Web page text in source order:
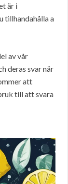
är i
tillhandahålla a
av vår
deras svar när
att
till att svara